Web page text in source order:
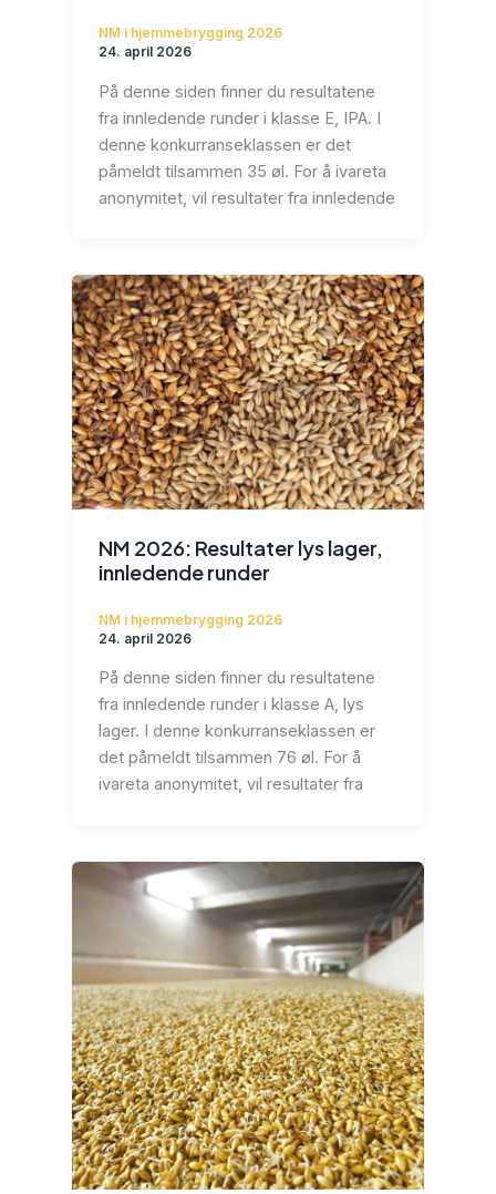
NM i hjemmebrygging 2026
24. april 2026
På denne siden finner du resultatene
fra innledende runder i klasse E, IPA. I
denne konkurranseklassen er det
påmeldt tilsammen 35 øl. For å ivareta
anonymitet, vil resultater fra innledende
NM 2026: Resultater lys lager,
innledende runder
NM i hjemmebrygging 2026
24. april 2026
På denne siden finner du resultatene
fra innledende runder i klasse A, lys
lager. I denne konkurranseklassen er
det påmeldt tilsammen 76 øl. For å
ivareta anonymitet, vil resultater fra